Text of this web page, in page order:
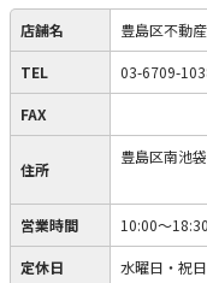
店舗名 豊島区不動
TEL 03-6709-
FAX
住所
豊島区南池
営業時間 10:00～18:30
定休日 水曜日・祝日